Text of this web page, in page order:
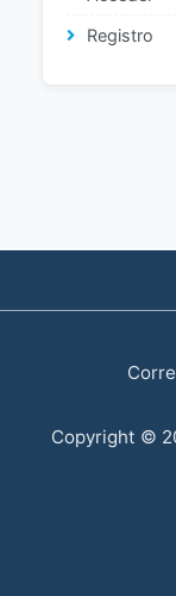
Registro
Copyright ©